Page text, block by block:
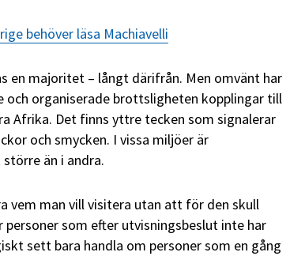
behöver läsa Machiavelli
en majoritet – långt därifrån. Men omvänt har
och organiserade brottsligheten kopplingar till
Afrika. Det finns yttre tecken som signalerar
och smycken. I vissa miljöer är
än i andra.
vem man vill visitera utan att för den skull
som efter utvisningsbeslut inte har
sett bara handla om personer som en gång